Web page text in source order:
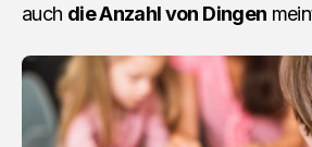
auch die Anzahl von Dingen